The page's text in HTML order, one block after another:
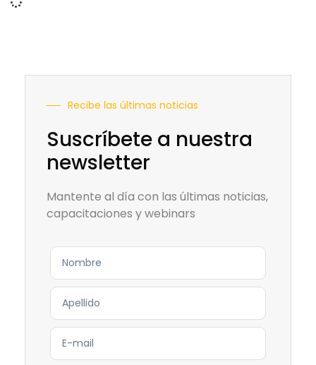
Recibe las últimas noticias
Suscríbete a nuestra
newsletter
Mantente al día con las últimas noticias,
capacitaciones y webinars